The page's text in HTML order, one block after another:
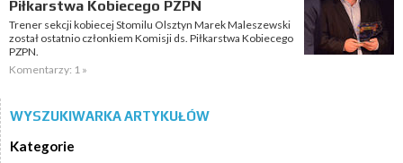
Piłkarstwa Kobiecego PZPN
Trener sekcji kobiecej Stomilu Olsztyn Marek Maleszewski
został ostatnio członkiem Komisji ds. Piłkarstwa Kobiecego
PZPN.
Komentarzy: 1 »
WYSZUKIWARKA ARTYKUŁÓW
Kategorie